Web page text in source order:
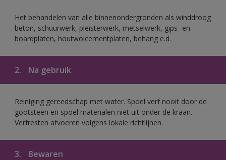
Het behandelen van alle binnenondergronden als winddroog
beton, schuurwerk, pleisterwerk, metselwerk, gips- en
boardplaten, houtwolcementplaten, behang e.d.
2. Na gebruik
Reiniging gereedschap met water. Spoel verf nooit door de
gootsteen en spoel materialen niet uit onder de kraan.
Verfresten afvoeren volgens lokale richtlijnen.
3. Bewaren